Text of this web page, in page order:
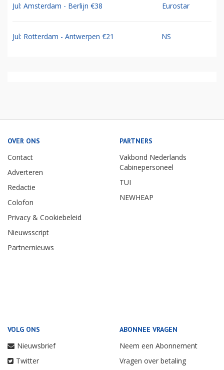
Jul: Amsterdam - Berlijn €38 Eurostar
Jul: Rotterdam - Antwerpen €21 NS
OVER ONS
Contact
Adverteren
Redactie
Colofon
Privacy & Cookiebeleid
Nieuwsscript
Partnernieuws
PARTNERS
Vakbond Nederlands
Cabinepersoneel
TUI
NEWHEAP
VOLG ONS
Nieuwsbrief
Twitter
ABONNEE VRAGEN
Neem een Abonnement
Vragen over betaling